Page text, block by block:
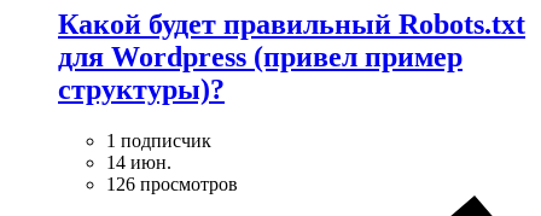
Какой будет правильный Robots.txt
для Wordpress (привел пример
структуры)?
1 подписчик
14 июн.
126 просмотров